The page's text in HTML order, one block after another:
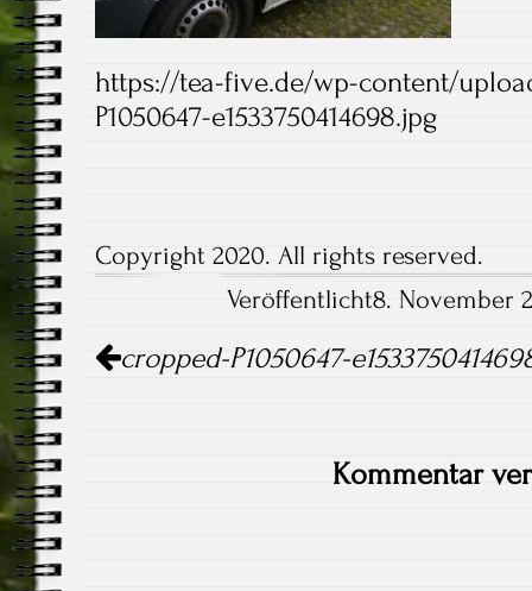
https://tea-five.de/wp-content/
P1050647-e1533750414698.jpg
Copyright 2020. All rights reserved.
Veröffentlicht8. November
Navigation
cropped-P1050647-
Kommentar